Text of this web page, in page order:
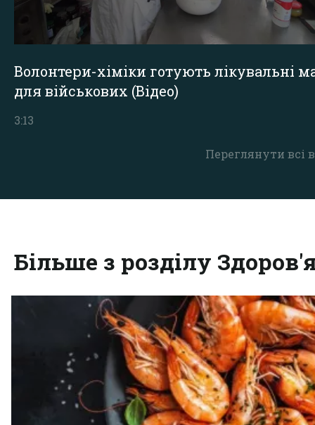
Переглянути всі
Волонтери-хіміки готують лікувальні
для військових (Відео)
3:13
Більше з розділу